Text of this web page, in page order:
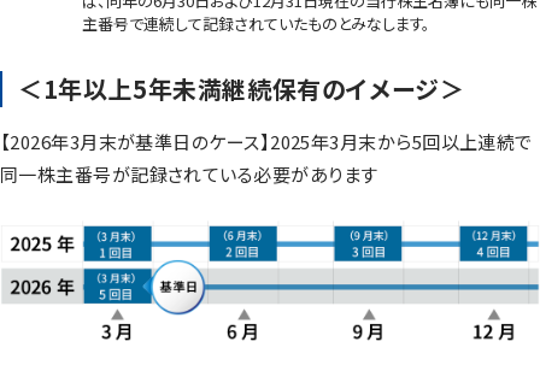
主番号で連続して記録されていたものとみなします。
＜1年以上5年未満継続保有のイメージ＞
【2026年3月末が基準日のケース】2025年3月末から5回以上連続で
同一株主番号が記録されている必要があります